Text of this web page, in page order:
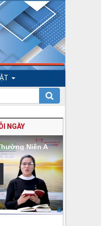
NGÀY
Niên A